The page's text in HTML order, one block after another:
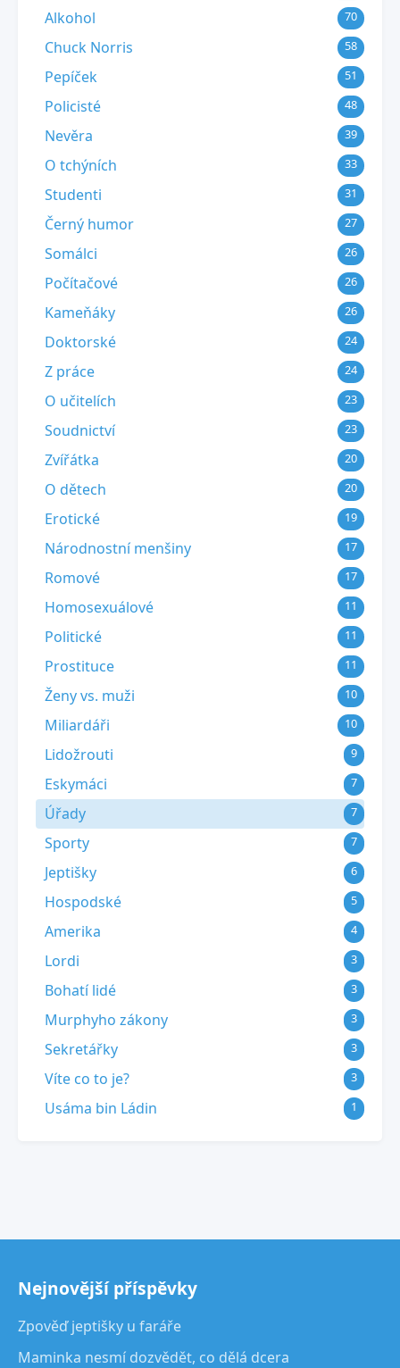
Alkohol 70
Chuck Norris 58
Pepíček 51
Policisté 48
Nevěra 39
O tchýních 33
Studenti 31
Černý humor 27
Somálci 26
Počítačové 26
Kameňáky 26
Doktorské 24
Z práce 24
O učitelích 23
Soudnictví 23
Zvířátka 20
O dětech 20
Erotické 19
Národnostní menšiny 17
Romové 17
Homosexuálové 11
Politické 11
Prostituce 11
Ženy vs. muži 10
Miliardáři 10
Lidožrouti 9
Eskymáci 7
Úřady 7
Sporty 7
Jeptišky 6
Hospodské 5
Amerika 4
Lordi 3
Bohatí lidé 3
Murphyho zákony 3
Sekretářky 3
Víte co to je? 3
Usáma bin Ládin 1
Nejnovější příspěvky
Zpověď jeptišky u faráře
Maminka nesmí dozvědět, co dělá dcera